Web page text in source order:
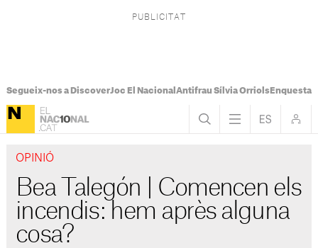
Segueix-nos a DiscoverJoc El Nacional Antifrau Sílvia OrriolsEnquesta
OPINIÓ
Bea Talegón | Comencen els
incendis: hem après alguna
cosa?